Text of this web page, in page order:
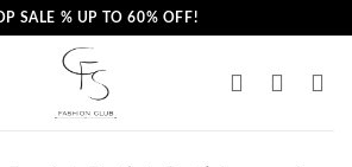
SALE % UP TO 60% OFF!